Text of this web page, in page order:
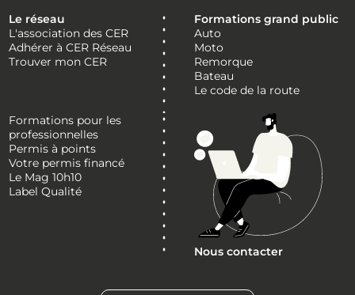
Le réseau
L'association des CER
Adhérer à CER Réseau
Trouver mon CER
Formations grand public
Auto
Moto
Remorque
Bateau
Le code de la route
Formations pour les
professionnelles
Permis à points
Votre permis financé
Le Mag 10h10
Label Qualité
Nous contacter